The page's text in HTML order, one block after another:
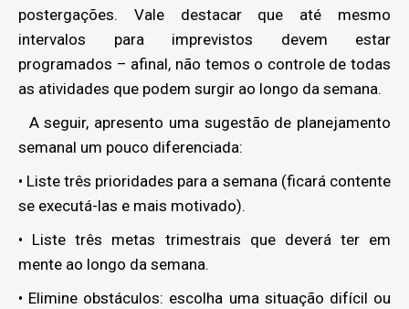
postergações. Vale destacar que até mesmo
intervalos para imprevistos devem estar
programados – afinal, não temos o controle de todas
as atividades que podem surgir ao longo da semana.
A seguir, apresento uma sugestão de planejamento
semanal um pouco diferenciada:
• Liste três prioridades para a semana (ficará contente
se executá-las e mais motivado).
• Liste três metas trimestrais que deverá ter em
mente ao longo da semana.
• Elimine obstáculos: escolha uma situação difícil ou